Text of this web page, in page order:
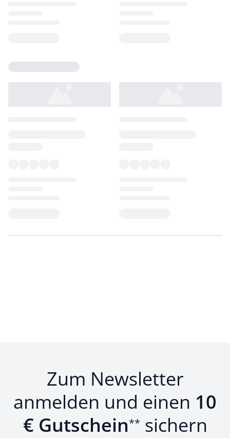
Zum Newsletter
anmelden und einen 10
€ Gutschein** sichern